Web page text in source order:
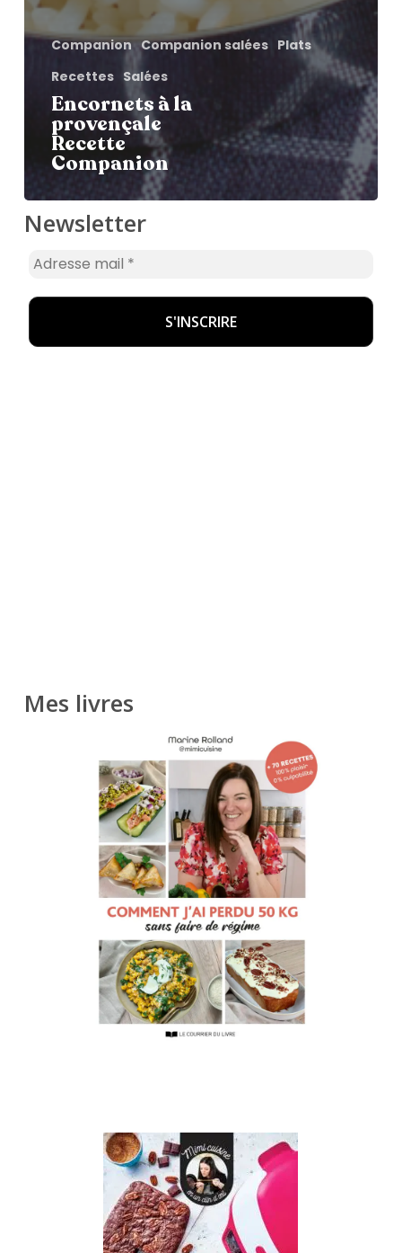
Companion Companion salées Plats
Recettes Salées
Encornets à la
provençale
Recette
Companion
Newsletter
Mes livres